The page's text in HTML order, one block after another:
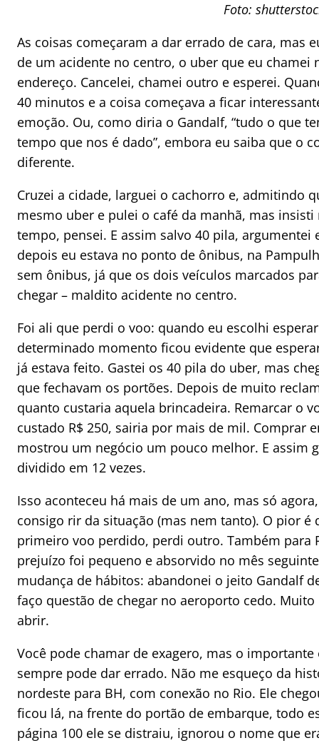
Foto:
As coisas começaram a dar errado de cara, mas
de um acidente no centro, o uber que eu chamei
endereço. Cancelei, chamei outro e esperei.
40 minutos e a coisa começava a ficar
emoção. Ou, como diria o Gandalf, “tudo o que
tempo que nos é dado”, embora eu saiba que o
diferente.
Cruzei a cidade, larguei o cachorro e, admitindo
mesmo uber e pulei o café da manhã, mas
tempo, pensei. E assim salvo 40 pila,
depois eu estava no ponto de ônibus, na
sem ônibus, já que os dois veículos marcados
chegar – maldito acidente no centro.
Foi ali que perdi o voo: quando eu escolhi
determinado momento ficou evidente que
já estava feito. Gastei os 40 pila do uber, mas
que fechavam os portões. Depois de muito
quanto custaria aquela brincadeira. Remarcar o
custado R$ 250, sairia por mais de mil. Comprar
mostrou um negócio um pouco melhor. E assim
dividido em 12 vezes.
Isso aconteceu há mais de um ano, mas só
consigo rir da situação (mas nem tanto). O pior
primeiro voo perdido, perdi outro. Também para
prejuízo foi pequeno e absorvido no mês
mudança de hábitos: abandonei o jeito Gandalf
faço questão de chegar no aeroporto cedo.
abrir.
Você pode chamar de exagero, mas o
sempre pode dar errado. Não me esqueço da
nordeste para BH, com conexão no Rio. Ele
ficou lá, na frente do portão de embarque, todo
página 100 ele se distraiu, ignorou o nome que